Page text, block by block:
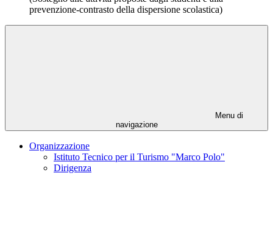
prevenzione-contrasto della dispersione scolastica)
Menu di
navigazione
Organizzazione
Istituto Tecnico per il Turismo "Marco Polo"
Dirigenza